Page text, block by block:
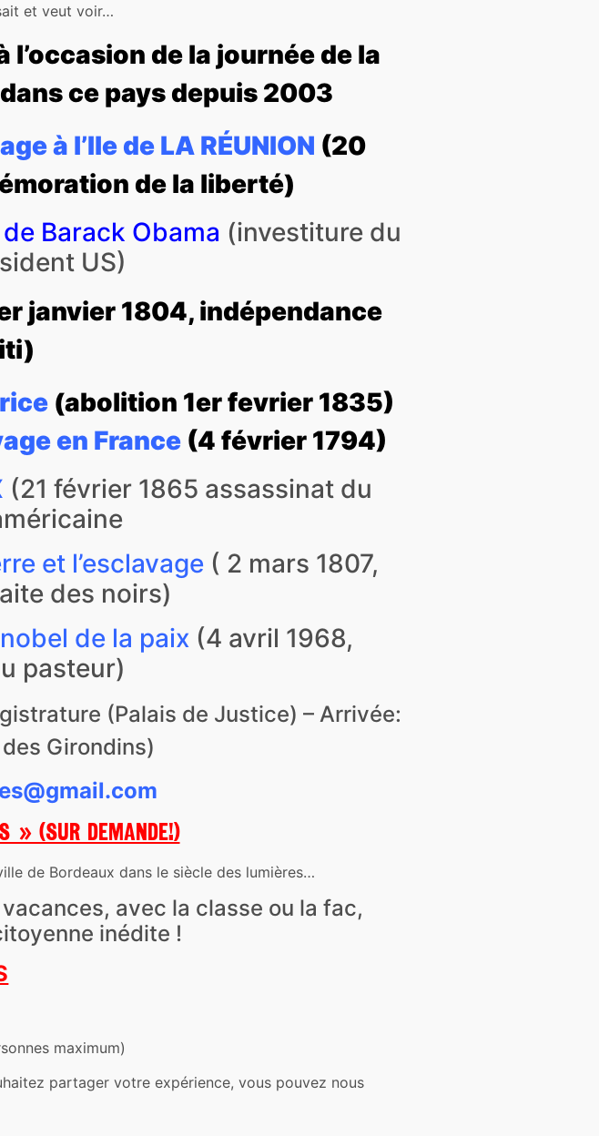
et veut voir…
l’occasion de la journée de la
ce pays depuis 2003
à l’Ile de LA RÉUNION (20
de la liberté)
Barack Obama (investiture du
US)
janvier 1804, indépendance
(abolition 1er fevrier 1835)
en France (4 février 1794)
(21 février 1865 assassinat du
et l’esclavage ( 2 mars 1807,
des noirs)
de la paix (4 avril 1968,
pasteur)
(Palais de Justice) – Arrivée:
Girondins)
» (sur demande!)
de Bordeaux dans le siècle des lumières…
avec la classe ou la fac,
inédite !
maximum)
partager votre expérience, vous pouvez nous